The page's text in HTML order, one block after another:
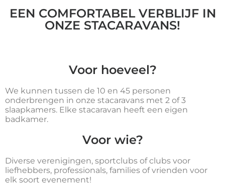
EEN COMFORTABEL VERBLIJF IN
ONZE STACARAVANS!
Voor hoeveel?
We kunnen tussen de 10 en 45 personen
onderbrengen in onze stacaravans met 2 of 3
slaapkamers. Elke stacaravan heeft een eigen
badkamer.
Voor wie?
Diverse verenigingen, sportclubs of clubs voor
liefhebbers, professionals, families of vrienden voor
elk soort evenement!